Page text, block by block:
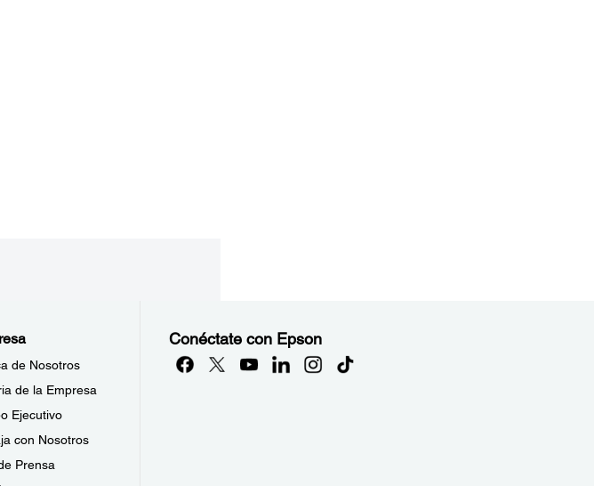
de Nosotros
de la Empresa
Ejecutivo
con Nosotros
Prensa
Conéctate con Epson